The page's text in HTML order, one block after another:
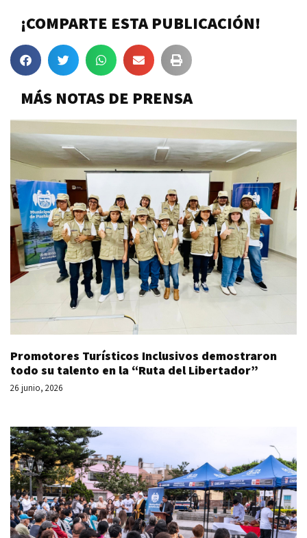
¡COMPARTE ESTA PUBLICACIÓN!
MÁS NOTAS DE PRENSA
Promotores Turísticos Inclusivos demostraron
todo su talento en la “Ruta del Libertador”
26 junio, 2026